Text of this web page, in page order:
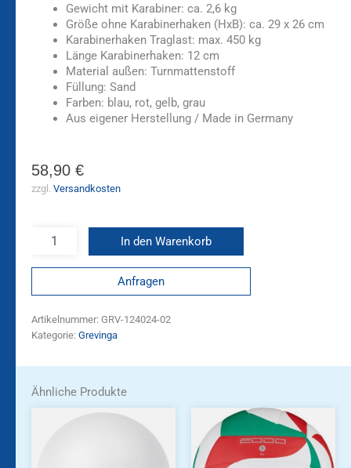
Gewicht mit Karabiner: ca. 2,6 kg
Größe ohne Karabinerhaken (HxB): ca. 29 x 26 cm
Karabinerhaken Traglast: max. 450 kg
Länge Karabinerhaken: 12 cm
Material außen: Turnmattenstoff
Füllung: Sand
Farben: blau, rot, gelb, grau
Aus eigener Herstellung / Made in Germany
58,90 €
zzgl. Versandkosten
In den Warenkorb
Anfragen
Artikelnummer: GRV-124024-02
Kategorie: Grevinga
Ähnliche Produkte